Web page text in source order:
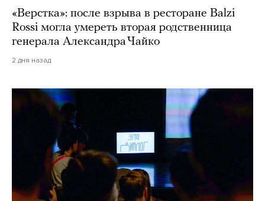
«Верстка»: после взрыва в ресторане Balzi
Rossi могла умереть вторая родственница
генерала Александра Чайко
2 дня назад